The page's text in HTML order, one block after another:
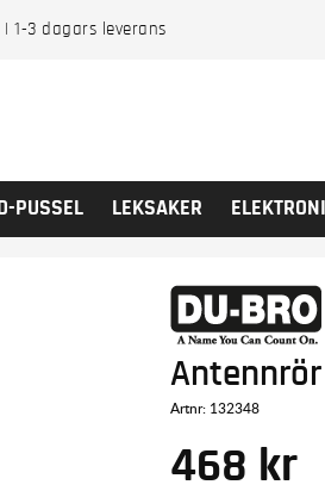
1-3 dagars leverans
PUSSEL LEKSAKER
Antennrör
Artnr: 132348
468 kr